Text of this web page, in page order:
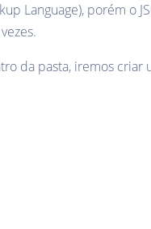
Language), porém o
da pasta, iremos criar